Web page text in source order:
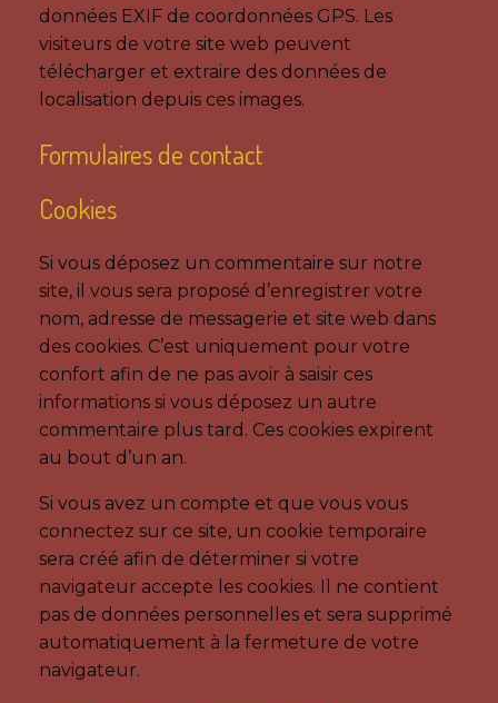
données EXIF de coordonnées GPS. Les
visiteurs de votre site web peuvent
télécharger et extraire des données de
localisation depuis ces images.
Formulaires de contact
Cookies
Si vous déposez un commentaire sur notre
site, il vous sera proposé d’enregistrer votre
nom, adresse de messagerie et site web dans
des cookies. C’est uniquement pour votre
confort afin de ne pas avoir à saisir ces
informations si vous déposez un autre
commentaire plus tard. Ces cookies expirent
au bout d’un an.
Si vous avez un compte et que vous vous
connectez sur ce site, un cookie temporaire
sera créé afin de déterminer si votre
navigateur accepte les cookies. Il ne contient
pas de données personnelles et sera supprimé
automatiquement à la fermeture de votre
navigateur.